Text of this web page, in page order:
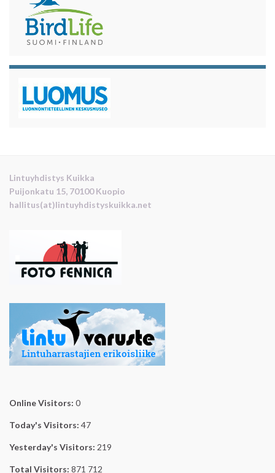
Lintuyhdistys Kuikka
Puijonkatu 15, 70100 Kuopio
hallitus(at)lintuyhdistyskuikka.net
Online Visitors: 0
Today's Visitors: 47
Yesterday's Visitors: 219
Total Visitors: 871 712